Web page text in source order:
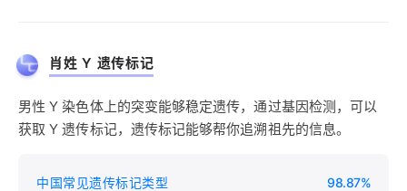
肖姓 Y 遗传标记
男性 Y 染色体上的突变能够稳定遗传，通过基因检测，可以
获取 Y 遗传标记，遗传标记能够帮你追溯祖先的信息。
中国常见遗传标记类型 98.87%